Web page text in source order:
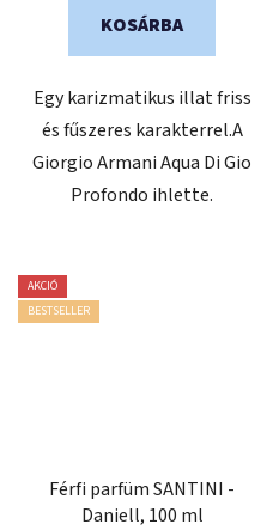
KOSÁRBA
Egy karizmatikus illat friss
és fűszeres karakterrel.A
Giorgio Armani Aqua Di Gio
Profondo ihlette.
AKCIÓ
BESTSELLER
Férfi parfüm SANTINI -
Daniell, 100 ml